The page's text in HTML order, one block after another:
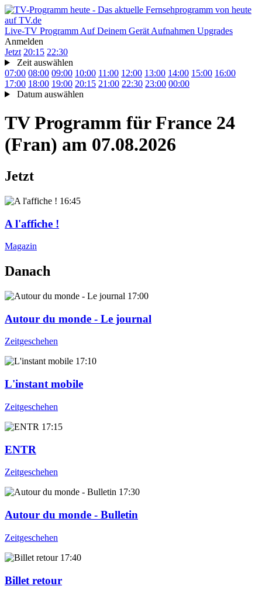
Live-TV Programm Auf Deinem Gerät Aufnahmen Upgrades
Anmelden
Jetzt 20:15 22:30
Zeit auswählen
07:00 08:00 09:00 10:00 11:00 12:00 13:00 14:00 15:00 16:00
17:00 18:00 19:00 20:15 21:00 22:30 23:00 00:00
Datum auswählen
TV Programm für France 24
(Fran) am 07.08.2026
Jetzt
16:45
A l'affiche !
Magazin
Danach
17:00
Autour du monde - Le journal
Zeitgeschehen
17:10
L'instant mobile
Zeitgeschehen
17:15
ENTR
Zeitgeschehen
17:30
Autour du monde - Bulletin
Zeitgeschehen
17:40
Billet retour